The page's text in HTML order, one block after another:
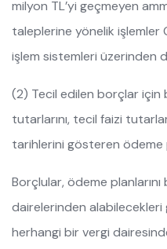
milyon TL’yi geçmeyen
taleplerine yönelik işlemler
işlem sistemleri üzerinden
(2) Tecil edilen borçlar
tutarlarını, tecil faizi
tarihlerini gösteren ödeme
Borçlular, ödeme planlarını
dairelerinden
herhangi bir vergi